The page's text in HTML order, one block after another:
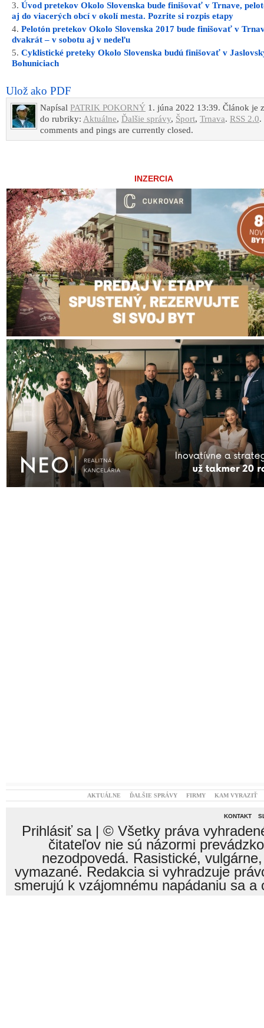
Úvod pretekov Okolo Slovenska bude finišovať v Trnave,
aj do viacerých obcí v okolí mesta. Pozrite si rozpis etapy
Pelotón pretekov Okolo Slovenska 2017 bude finišovať v
dvakrát – v sobotu aj v nedeľu
Cyklistické preteky Okolo Slovenska budú finišovať v
Bohuniciach
Ulož ako PDF
Napísal PATRIK POKORNÝ 1. júna 2022 13:39. Článok je
do rubriky: Aktuálne, Ďalšie správy, Šport, Trnava. RSS 2.0.
comments and pings are currently closed.
INZERCIA
AKTUÁLNE ĎALŠIE SPRÁVY FIRMY KAM VYRAZIŤ
KONTAKT
Prihlásiť sa| © Všetky práva
čitateľov nie sú názormi
nezodpovedá. Rasistické,
vymazané. Redakcia si vyhradzuje
smerujú k vzájomnému napádaniu sa